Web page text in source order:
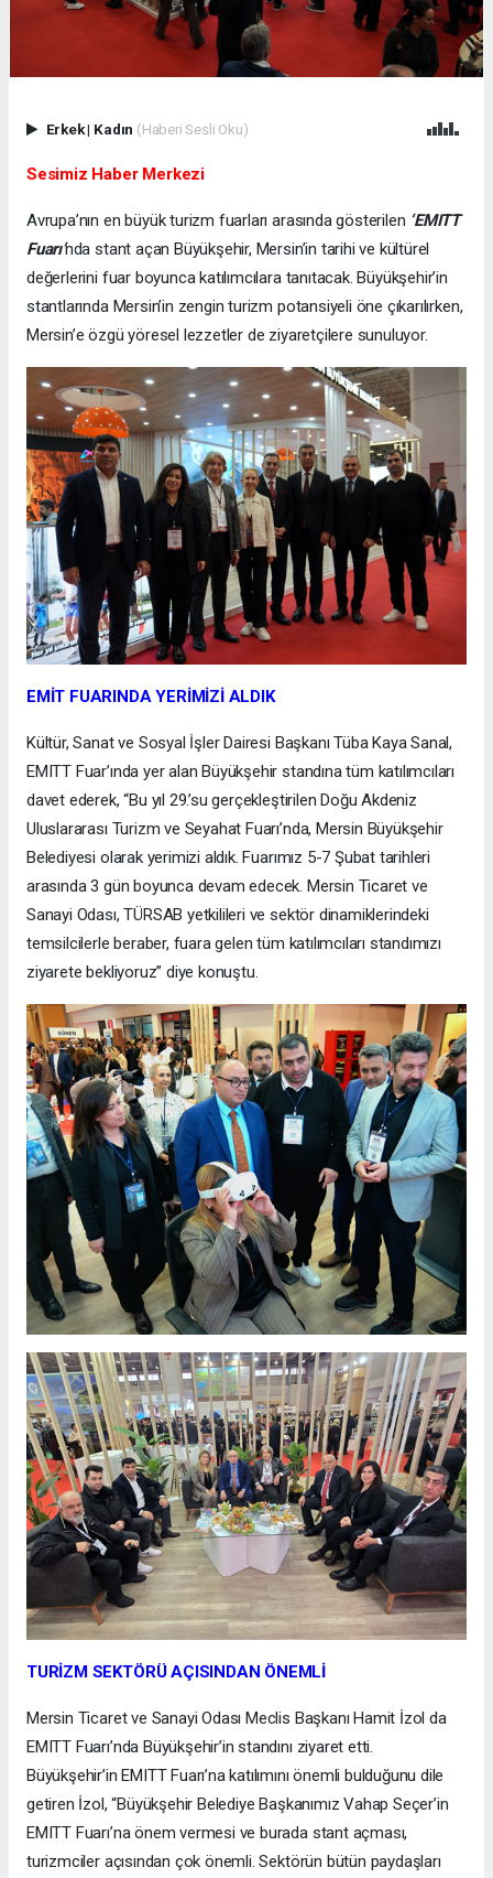
Erkek| Kadın (Haberi Sesli Oku)
Sesimiz Haber Merkezi
Avrupa’nın en büyük turizm fuarları arasında gösterilen ‘EMITT
Fuarı’nda stant açan Büyükşehir, Mersin’in tarihi ve kültürel
değerlerini fuar boyunca katılımcılara tanıtacak. Büyükşehir’in
stantlarında Mersin’in zengin turizm potansiyeli öne çıkarılırken,
Mersin’e özgü yöresel lezzetler de ziyaretçilere sunuluyor.
EMİT FUARINDA YERİMİZİ ALDIK
Kültür, Sanat ve Sosyal İşler Dairesi Başkanı Tüba Kaya Sanal,
EMITT Fuar’ında yer alan Büyükşehir standına tüm katılımcıları
davet ederek, “Bu yıl 29.’su gerçekleştirilen Doğu Akdeniz
Uluslararası Turizm ve Seyahat Fuarı’nda, Mersin Büyükşehir
Belediyesi olarak yerimizi aldık. Fuarımız 5-7 Şubat tarihleri
arasında 3 gün boyunca devam edecek. Mersin Ticaret ve
Sanayi Odası, TÜRSAB yetkilileri ve sektör dinamiklerindeki
temsilcilerle beraber, fuara gelen tüm katılımcıları standımızı
ziyarete bekliyoruz” diye konuştu.
TURİZM SEKTÖRÜ AÇISINDAN ÖNEMLİ
Mersin Ticaret ve Sanayi Odası Meclis Başkanı Hamit İzol da
EMITT Fuarı’nda Büyükşehir’in standını ziyaret etti.
Büyükşehir’in EMITT Fuarı’na katılımını önemli bulduğunu dile
getiren İzol, “Büyükşehir Belediye Başkanımız Vahap Seçer’in
EMITT Fuarı’na önem vermesi ve burada stant açması,
turizmciler açısından çok önemli. Sektörün bütün paydaşları